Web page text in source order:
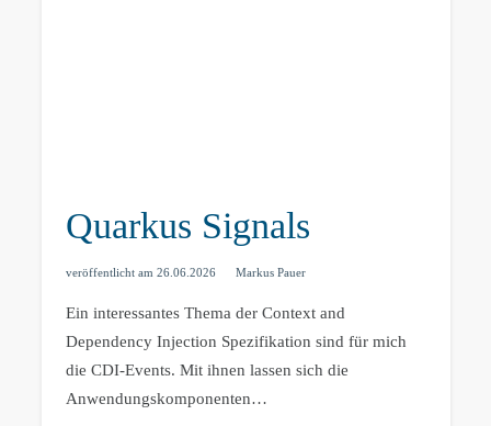
Quarkus Signals
veröffentlicht am 26.06.2026 Markus Pauer
Ein interessantes Thema der Context and
Dependency Injection Spezifikation sind für mich
die CDI-Events. Mit ihnen lassen sich die
Anwendungskomponenten…